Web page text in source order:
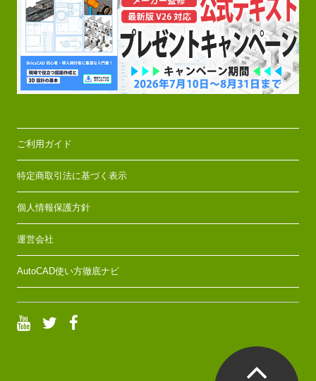
ご利用ガイド
特定商取引法に基づく表示
個人情報保護方針
運営会社
AutoCAD使い方徹底ナビ